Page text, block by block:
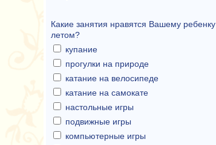
Какие занятия нравятся Вашему ребенку
летом?
купание
прогулки на природе
катание на велосипеде
катание на самокате
настольные игры
подвижные игры
компьютерные игры